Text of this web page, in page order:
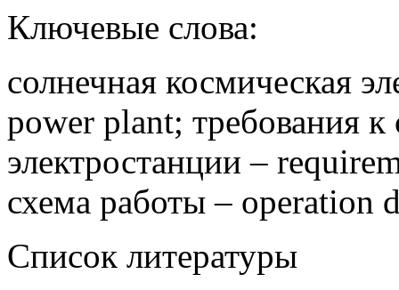
Ключевые слова:
солнечная космическая
power plant; требования
электростанции –
схема работы – operation
Список литературы